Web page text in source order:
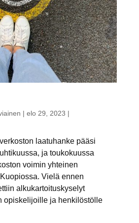
| elo 29, 2023 |
laatuhanke pääsi
ja toukokuussa
voimin yhteinen
Vielä ennen
alkukartoituskyselyt
opiskelijoille ja henkilöstölle